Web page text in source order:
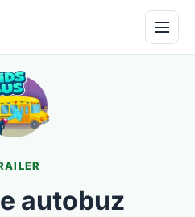
autobuz